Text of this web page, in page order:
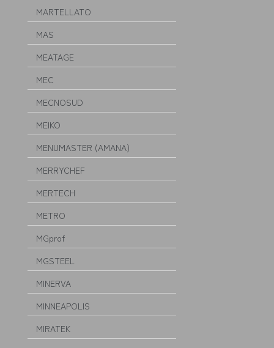
MARTELLATO
MAS
MEATAGE
MEC
MECNOSUD
MEIKO
MENUMASTER (AMANA)
MERRYCHEF
MERTECH
METRO
MGprof
MGSTEEL
MINERVA
MINNEAPOLIS
MIRATEK